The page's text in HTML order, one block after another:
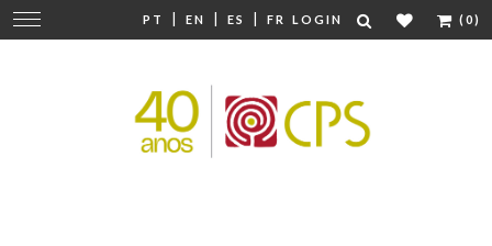
PT | EN | ES | FR LOGIN (0)
Change
navigation